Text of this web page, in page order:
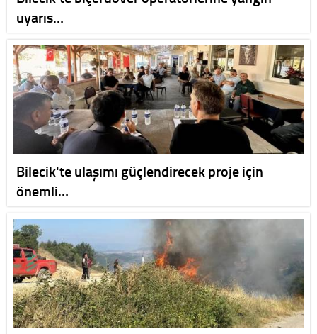
uyarıs…
Bilecik'te ulaşımı güçlendirecek proje için
önemli…